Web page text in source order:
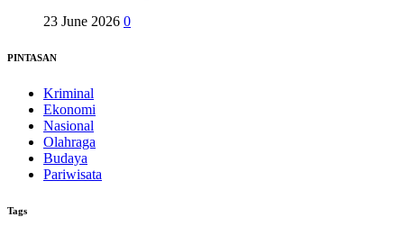
23 June 2026 0
PINTASAN
Kriminal
Ekonomi
Nasional
Olahraga
Budaya
Pariwisata
Tags